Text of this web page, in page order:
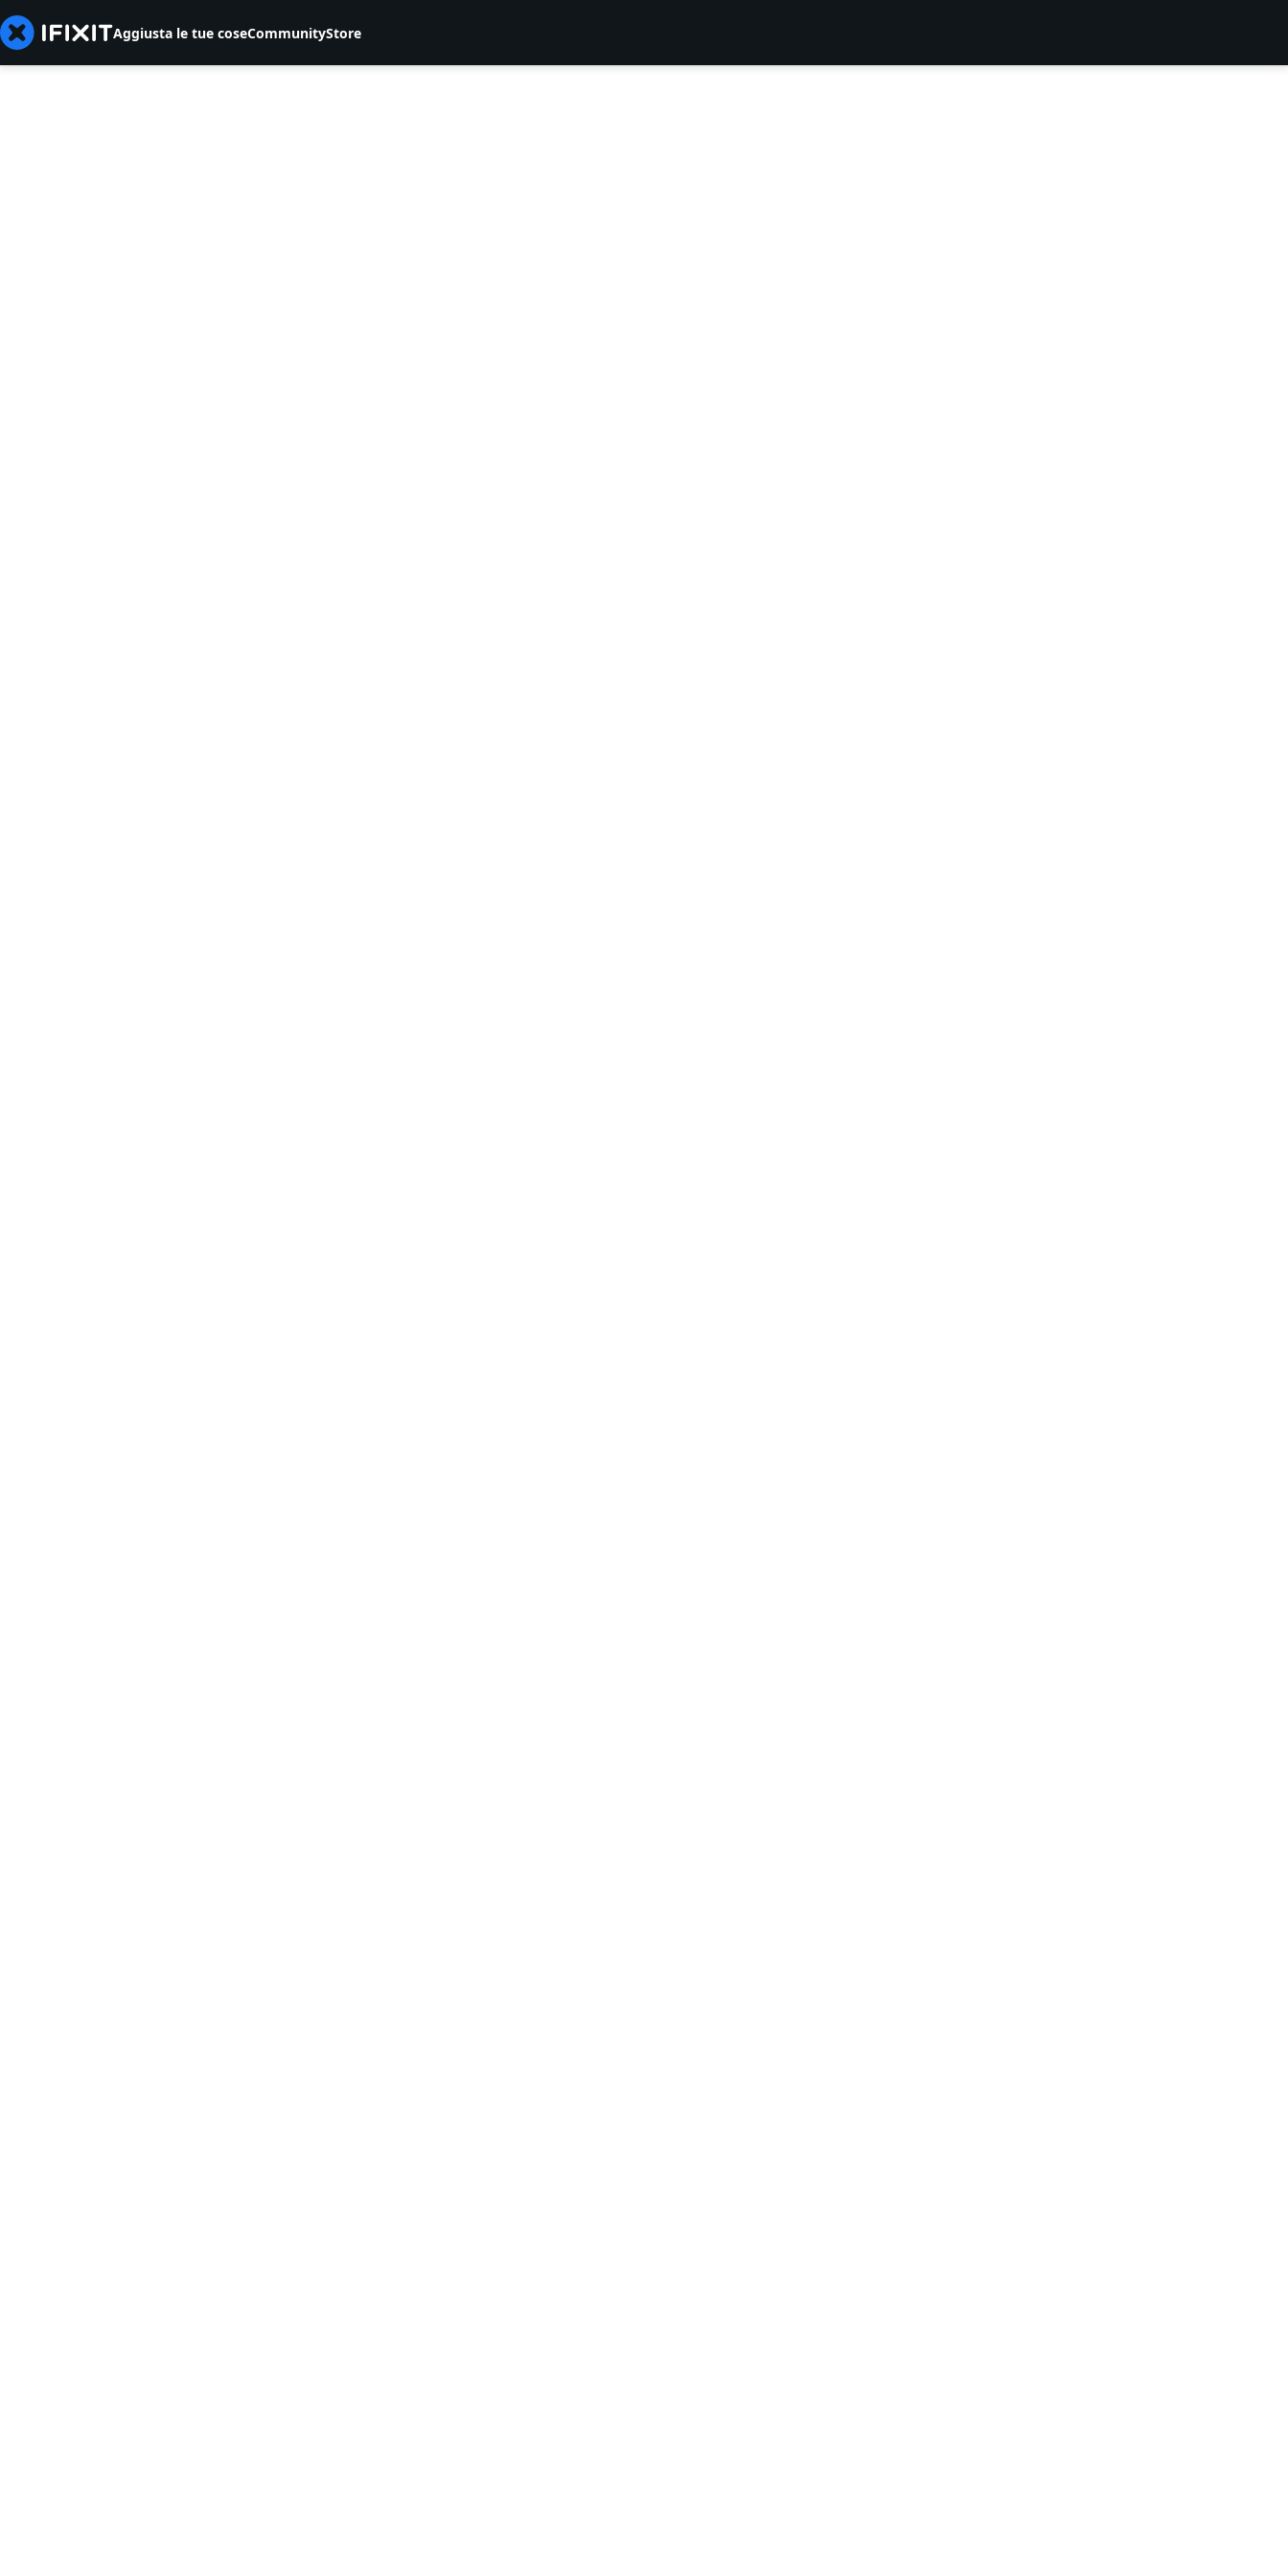
Aggiusta le tue coseCommunityStore